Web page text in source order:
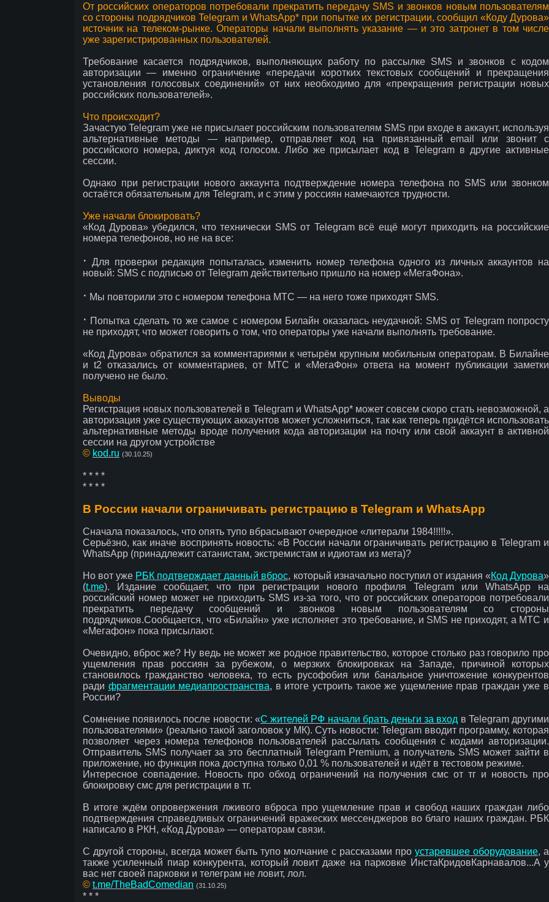
От российских операторов потребовали прекратить передачу SMS и звонков новым пользователям
со стороны подрядчиков Telegram и WhatsApp* при попытке их регистрации, сообщил «Коду Дурова»
источник на телеком-рынке. Операторы начали выполнять указание — и это затронет в том числе
уже зарегистрированных пользователей.
Требование касается подрядчиков, выполняющих работу по рассылке SMS и звонков с кодом
авторизации — именно ограничение «передачи коротких текстовых сообщений и прекращения
установления голосовых соединений» от них необходимо для «прекращения регистрации новых
российских пользователей».
Что происходит?
Зачастую Telegram уже не присылает российским пользователям SMS при входе в аккаунт, используя
альтернативные методы — например, отправляет код на привязанный email или звонит с
российского номера, диктуя код голосом. Либо же присылает код в Telegram в другие активные
сессии.
Однако при регистрации нового аккаунта подтверждение номера телефона по SMS или звонком
остаётся обязательным для Telegram, и с этим у россиян намечаются трудности.
Уже начали блокировать?
«Код Дурова» убедился, что технически SMS от Telegram всё ещё могут приходить на российские
номера телефонов, но не на все:
∙ Для проверки редакция попыталась изменить номер телефона одного из личных аккаунтов на
новый: SMS с подписью от Telegram действительно пришло на номер «МегаФона».
∙ Мы повторили это с номером телефона МТС — на него тоже приходят SMS.
∙ Попытка сделать то же самое с номером Билайн оказалась неудачной: SMS от Telegram попросту
не приходят, что может говорить о том, что операторы уже начали выполнять требование.
«Код Дурова» обратился за комментариями к четырём крупным мобильным операторам. В Билайне
и t2 отказались от комментариев, от МТС и «МегаФон» ответа на момент публикации заметки
получено не было.
Выводы
Регистрация новых пользователей в Telegram и WhatsApp* может совсем скоро стать невозможной, а
авторизация уже существующих аккаунтов может усложниться, так как теперь придётся использовать
альтернативные методы вроде получения кода авторизации на почту или свой аккаунт в активной
сессии на другом устройстве
© kod.ru (30.10.25)
* * * *
* * * *
В России начали ограничивать регистрацию в Telegram и WhatsApp
Сначала показалось, что опять тупо вбрасывают очередное «литерали 1984!!!!!».
Серьёзно, как иначе воспринять новость: «В России начали ограничивать регистрацию в Telegram и
WhatsApp (принадлежит сатанистам, экстремистам и идиотам из мета)?
Но вот уже РБК подтверждает данный вброс, который изначально поступил от издания «Код Дурова»
(t.me). Издание сообщает, что при регистрации нового профиля Telegram или WhatsApp на
российский номер может не приходить SMS из-за того, что от российских операторов потребовали
прекратить передачу сообщений и звонков новым пользователям со стороны
подрядчиков.Сообщается, что «Билайн» уже исполняет это требование, и SMS не приходят, а МТС и
«Мегафон» пока присылают.
Очевидно, вброс же? Ну ведь не может же родное правительство, которое столько раз говорило про
ущемления прав россиян за рубежом, о мерзких блокировках на Западе, причиной которых
становилось гражданство человека, то есть русофобия или банальное уничтожение конкурентов
ради фрагментации медиапространства, в итоге устроить такое же ущемление прав граждан уже в
России?
Сомнение появилось после новости: «С жителей РФ начали брать деньги за вход в Telegram другими
пользователями» (реально такой заголовок у МК). Суть новости: Telegram вводит программу, которая
позволяет через номера телефонов пользователей рассылать сообщения с кодами авторизации.
Отправитель SMS получает за это бесплатный Telegram Premium, а получатель SMS может зайти в
приложение, но функция пока доступна только 0,01 % пользователей и идёт в тестовом режиме.
Интересное совпадение. Новость про обход ограничений на получения смс от тг и новость про
блокировку смс для регистрации в тг.
В итоге ждём опровержения лживого вброса про ущемление прав и свобод наших граждан либо
подтверждения справедливых ограничений вражеских мессенджеров во благо наших граждан. РБК
написало в РКН, «Код Дурова» — операторам связи.
С другой стороны, всегда может быть тупо молчание с рассказами про устаревшее оборудование, а
также усиленный пиар конкурента, который ловит даже на парковке ИнстаКридовКарнавалов...А у
вас нет своей парковки и телеграм не ловит, лол.
© t.me/TheBadComedian (31.10.25)
* * *